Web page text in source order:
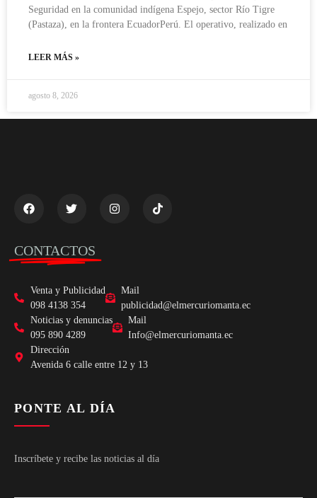
Seguridad en la comunidad indígena Espejo, sector Río Tigre
(Pastaza), en la frontera EcuadorPerú. El operativo, realizado en
LEER MÁS »
agosto 8, 2026
CONTACTOS
Venta y Publicidad
098 4138 354
Mail
publicidad@elmercuriomanta.ec
Noticias y denuncias
095 890 4289
Mail
Info@elmercuriomanta.ec
Dirección
Avenida 6 calle entre 12 y 13
PONTE AL DÍA
Inscríbete y recibe las noticias al día